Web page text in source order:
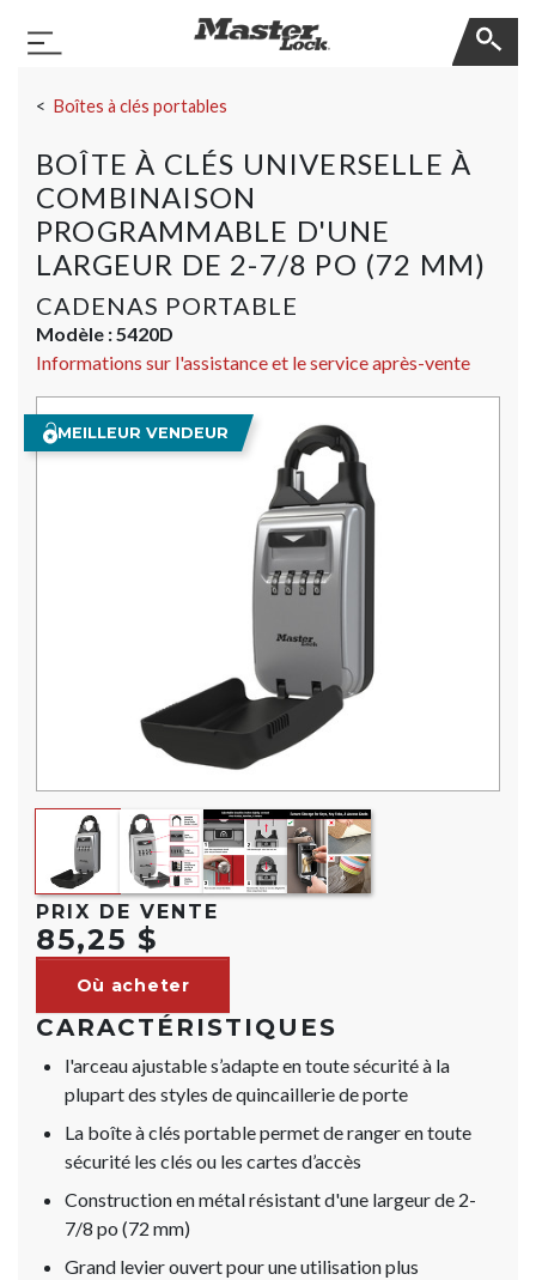
Basculer la navigation
Boîtes à clés portables
BOÎTE À CLÉS UNIVERSELLE À
COMBINAISON
PROGRAMMABLE D'UNE
LARGEUR DE 2-7/8 PO (72 MM)
CADENAS PORTABLE
Modèle :5420D
Informations sur l'assistance et le service après-vente
MEILLEUR VENDEUR
PRIX DE VENTE
85,25 $
Où acheter
CARACTÉRISTIQUES
l'arceau ajustable s’adapte en toute sécurité à la
plupart des styles de quincaillerie de porte
La boîte à clés portable permet de ranger en toute
sécurité les clés ou les cartes d’accès
Construction en métal résistant d'une largeur de 2-
7/8 po (72 mm)
Grand levier ouvert pour une utilisation plus